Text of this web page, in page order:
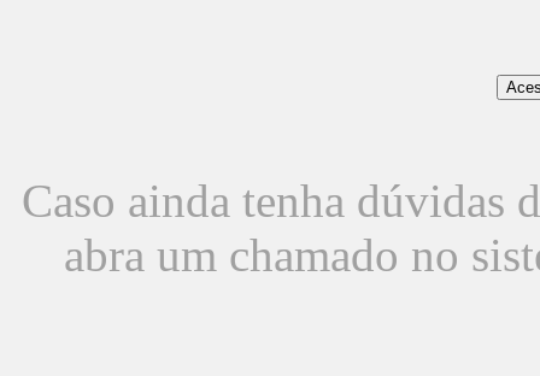
Caso ainda tenha dúvidas
abra um chamado no